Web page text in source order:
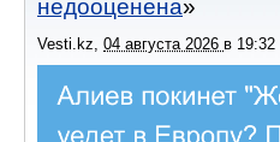
недооценена
Vesti.kz, 04 августа 2026 в 19:32